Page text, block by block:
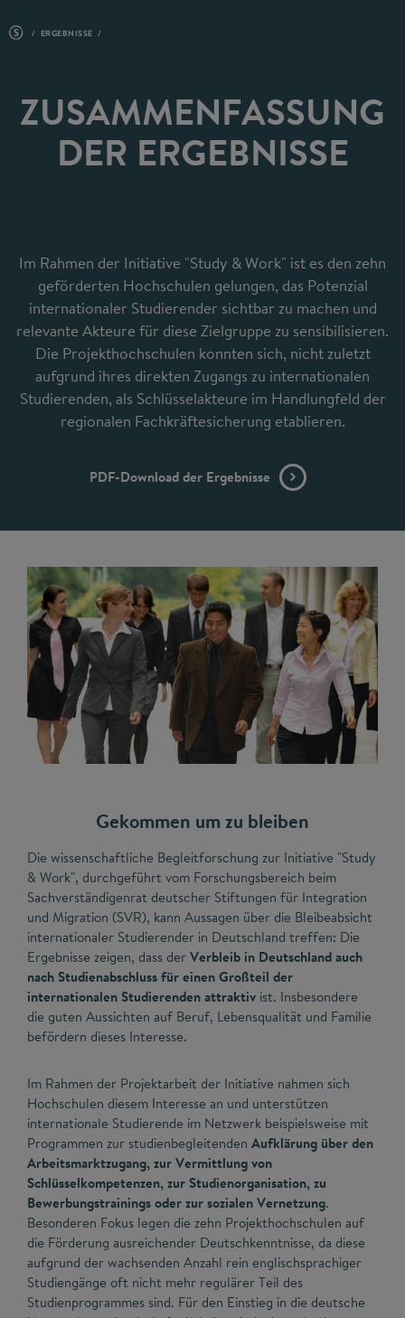
ERGEBNISSE
ZUSAMMENFASSUNG
DER ERGEBNISSE
Im Rahmen der Initiative "Study & Work" ist es den zehn
geförderten Hochschulen gelungen, das Potenzial
internationaler Studierender sichtbar zu machen und
relevante Akteure für diese Zielgruppe zu sensibilisieren.
Die Projekthochschulen konnten sich, nicht zuletzt
aufgrund ihres direkten Zugangs zu internationalen
Studierenden, als Schlüsselakteure im Handlungfeld der
regionalen Fachkräftesicherung etablieren.
PDF-Download der Ergebnisse
Gekommen um zu bleiben
Die wissenschaftliche Begleitforschung zur Initiative "Study
& Work", durchgeführt vom Forschungsbereich beim
Sachverständigenrat deutscher Stiftungen für Integration
und Migration (SVR), kann Aussagen über die Bleibeabsicht
internationaler Studierender in Deutschland treffen: Die
Ergebnisse zeigen, dass derVerbleib in Deutschland auch
nach Studienabschluss für einen Großteil der
internationalen Studierenden attraktiv ist. Insbesondere
die guten Aussichten auf Beruf, Lebensqualität und Familie
befördern dieses Interesse.
Im Rahmen der Projektarbeit der Initiative nahmen sich
Hochschulen diesem Interesse an und unterstützen
internationale Studierende im Netzwerk beispielsweise mit
Programmen zur studienbegleitenden Aufklärung über den
Arbeitsmarktzugang, zur Vermittlung von
Schlüsselkompetenzen, zur Studienorganisation, zu
Bewerbungstrainings oder zur sozialen Vernetzung.
Besonderen Fokus legen die zehn Projekthochschulen auf
die Förderung ausreichender Deutschkenntnisse, da diese
aufgrund der wachsenden Anzahl rein englischsprachiger
Studiengänge oft nicht mehr regulärer Teil des
Studienprogrammes sind. Für den Einstieg in die deutsche